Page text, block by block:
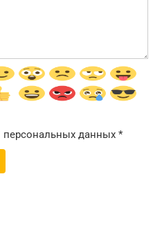
персональных данных *